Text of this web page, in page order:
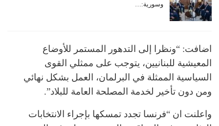
وسورية:…
اضافت: “ونظرا إلى التدهور المستمر للأوضاع
المعيشية للبنانيين، يتوجب على ممثلي القوى
السياسية الممثلة في البرلمان، العمل بشكل نهائي
ومن دون تأخير لخدمة المصلحة العامة للبلاد”.
واعلنت ان “فرنسا تجدد تمسكها بإجراء الانتخابات